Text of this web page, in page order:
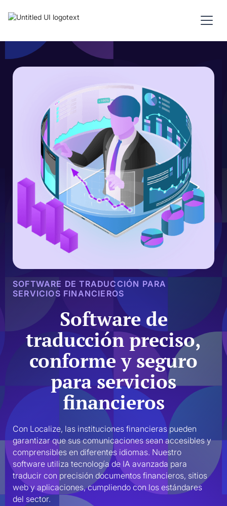
SOFTWARE DE TRADUCCIÓN PARA
SERVICIOS FINANCIEROS
Software de
traducción preciso,
conforme y seguro
para servicios
financieros
Con Localize, las instituciones financieras pueden
garantizar que sus comunicaciones sean accesibles y
comprensibles en diferentes idiomas. Nuestro
software utiliza tecnología de IA avanzada para
traducir con precisión documentos financieros, sitios
web y aplicaciones, cumpliendo con los estándares
del sector.